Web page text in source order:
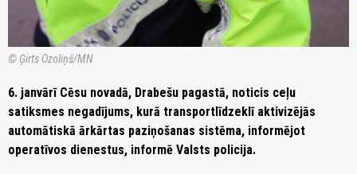
© Ģirts Ozoliņš/MN
6. janvārī Cēsu novadā, Drabešu pagastā, noticis ceļu
satiksmes negadījums, kurā transportlīdzeklī aktivizējās
automātiskā ārkārtas paziņošanas sistēma, informējot
operatīvos dienestus, informē Valsts policija.